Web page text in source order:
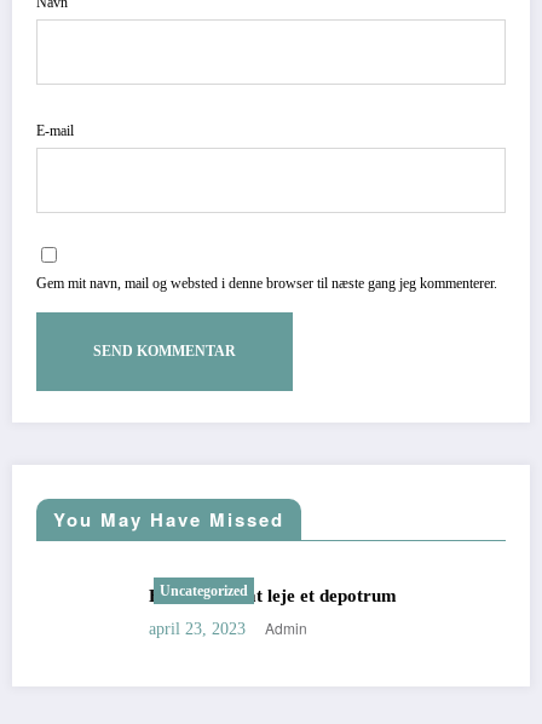
E-mail
Gem mit navn, mail og websted i denne browser til næste gang jeg kommenterer.
You May Have Missed
Uncategorized
Fordele ved at leje et depotrum
april 23, 2023 Admin